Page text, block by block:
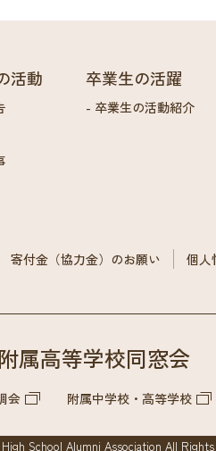
活動 卒業生の活躍
卒業生の活動紹介
寄付金（協力金）のお願い 個人
属高等学校同窓会
会 附属中学校・高等学校
School Alumni Association All Rights